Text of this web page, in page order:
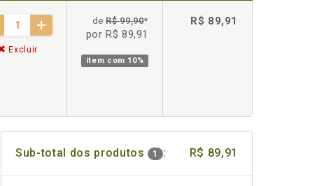
Excluir
deR$ 99,90*
por R$ 89,91
item com 10%
R$ 89,91
Sub-total dos produtos 1 : R$ 89,91